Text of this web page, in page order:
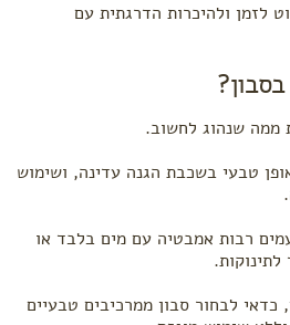
לזמן ולהיכרות הדרגתית עם
ממה שנהוג לחשוב.
טבעי בשכבת הגנה עדינה, ושימוש
רבות אמבטיה עם מים בלבד או
לבחור סבון ממרכיבים טבעיים